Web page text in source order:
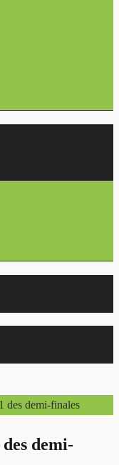
des demi-finales
demi-